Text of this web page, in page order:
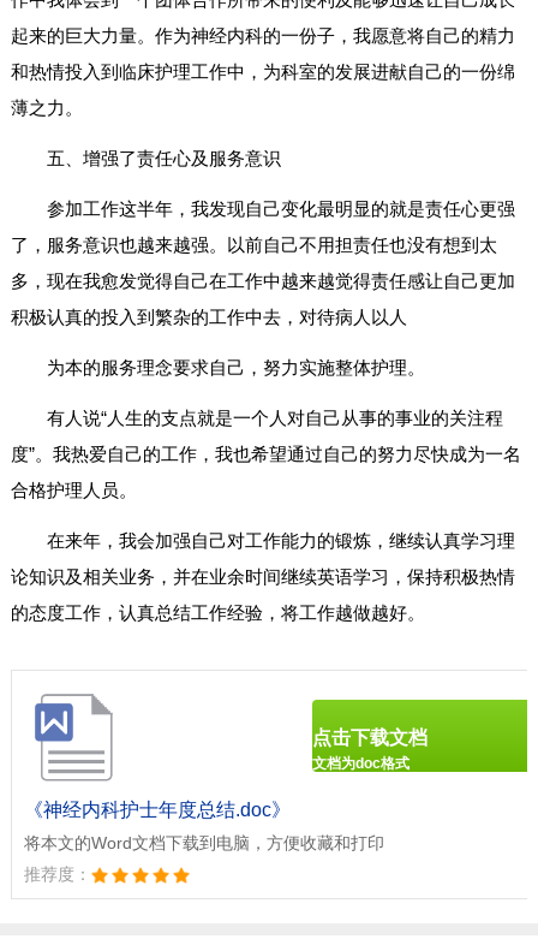
起来的巨大力量。作为神经内科的一份子，我愿意将自己的精力
和热情投入到临床护理工作中，为科室的发展进献自己的一份绵
薄之力。
五、增强了责任心及服务意识
参加工作这半年，我发现自己变化最明显的就是责任心更强
了，服务意识也越来越强。以前自己不用担责任也没有想到太
多，现在我愈发觉得自己在工作中越来越觉得责任感让自己更加
积极认真的投入到繁杂的工作中去，对待病人以人
为本的服务理念要求自己，努力实施整体护理。
有人说“人生的支点就是一个人对自己从事的事业的关注程
度”。我热爱自己的工作，我也希望通过自己的努力尽快成为一名
合格护理人员。
在来年，我会加强自己对工作能力的锻炼，继续认真学习理
论知识及相关业务，并在业余时间继续英语学习，保持积极热情
的态度工作，认真总结工作经验，将工作越做越好。
《神经内科护士年度总结.doc》
将本文的Word文档下载到电脑，方便收藏和打印
推荐度：
点击下载文档
文档为doc格式